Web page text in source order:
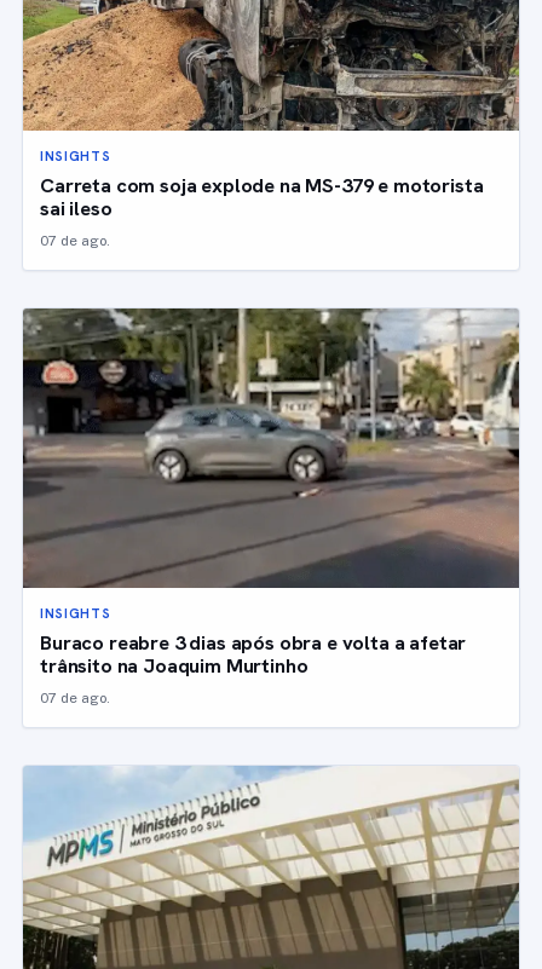
INSIGHTS
Carreta com soja explode na MS-379 e motorista
sai ileso
07 de ago.
INSIGHTS
Buraco reabre 3 dias após obra e volta a afetar
trânsito na Joaquim Murtinho
07 de ago.